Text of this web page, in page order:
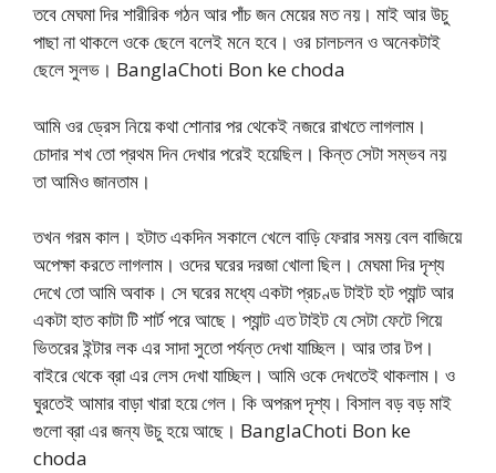
তবে মেঘমা দির শারীরিক গঠন আর পাঁচ জন মেয়ের মত নয়। মাই আর উচু
পাছা না থাকলে ওকে ছেলে বলেই মনে হবে। ওর চালচলন ও অনেকটাই
ছেলে সুলভ। BanglaChoti Bon ke choda
আমি ওর ড্রেস নিয়ে কথা শোনার পর থেকেই নজরে রাখতে লাগলাম।
চোদার শখ তো প্রথম দিন দেখার পরেই হয়েছিল। কিন্ত সেটা সম্ভব নয়
তা আমিও জানতাম।
তখন গরম কাল। হটাত একদিন সকালে খেলে বাড়ি ফেরার সময় বেল বাজিয়ে
অপেক্ষা করতে লাগলাম। ওদের ঘরের দরজা খোলা ছিল। মেঘমা দির দৃশ্য
দেখে তো আমি অবাক। সে ঘরের মধ্যে একটা প্রচণ্ড টাইট হট প্যান্ট আর
একটা হাত কাটা টি শার্ট পরে আছে। প্যান্ট এত টাইট যে সেটা ফেটে গিয়ে
ভিতরের ইন্টার লক এর সাদা সুতো পর্যন্ত দেখা যাচ্ছিল। আর তার টপ।
বাইরে থেকে ব্রা এর লেস দেখা যাচ্ছিল। আমি ওকে দেখতেই থাকলাম। ও
ঘুরতেই আমার বাড়া খারা হয়ে গেল। কি অপরূপ দৃশ্য। বিসাল বড় বড় মাই
গুলো ব্রা এর জন্য উচু হয়ে আছে। BanglaChoti Bon ke
choda